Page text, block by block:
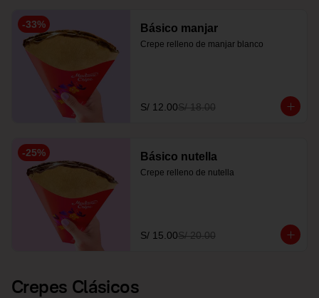
-33% Básico manjar
Crepe relleno de manjar blanco
S/ 12.00S/ 18.00
-25% Básico nutella
Crepe relleno de nutella
S/ 15.00S/ 20.00
Crepes Clásicos